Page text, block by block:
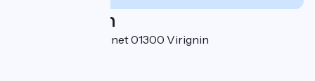
Localisation
1140 chemin du Vernet 01300 Virignin